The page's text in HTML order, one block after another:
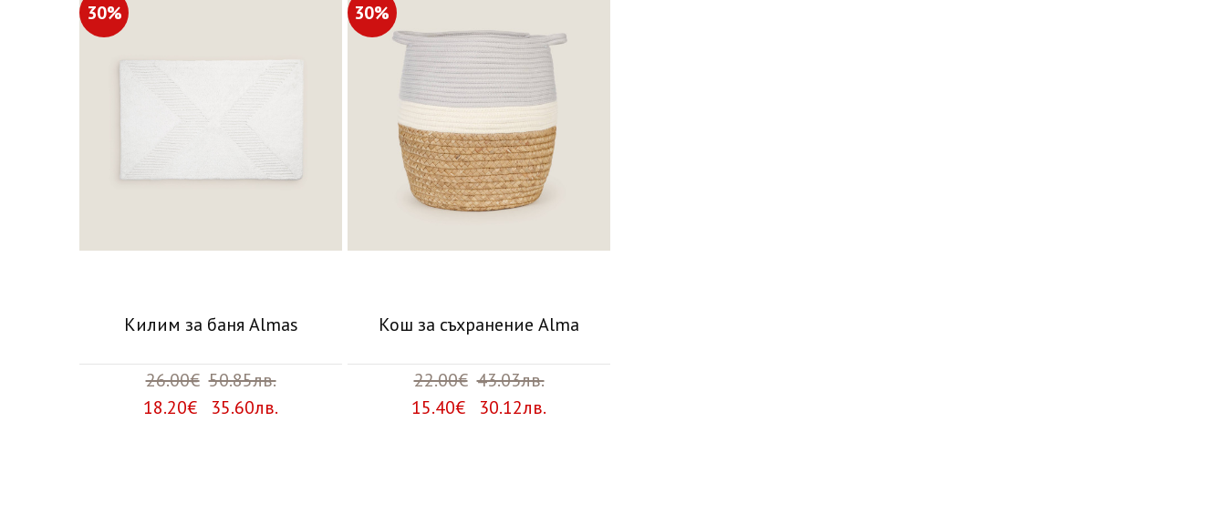
30%
Килим за баня Almas
26.00€ 50.85лв.
18.20€ 35.60лв.
30%
Кош за съхранение Alma
22.00€ 43.03лв.
15.40€ 30.12лв.